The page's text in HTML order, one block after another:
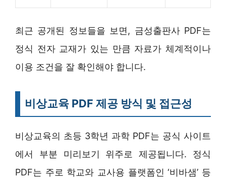
최근 공개된 정보들을 보면, 금성출판사 PDF는
정식 전자 교재가 있는 만큼 자료가 체계적이나
이용 조건을 잘 확인해야 합니다.
비상교육 PDF 제공 방식 및 접근성
비상교육의 초등 3학년 과학 PDF는 공식 사이트
에서 부분 미리보기 위주로 제공됩니다. 정식
PDF는 주로 학교와 교사용 플랫폼인 ‘비바샘’ 등